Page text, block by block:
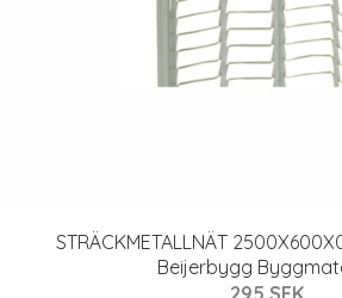
STRÄCKMETALLNÄT
Beijerbygg
295 SEK